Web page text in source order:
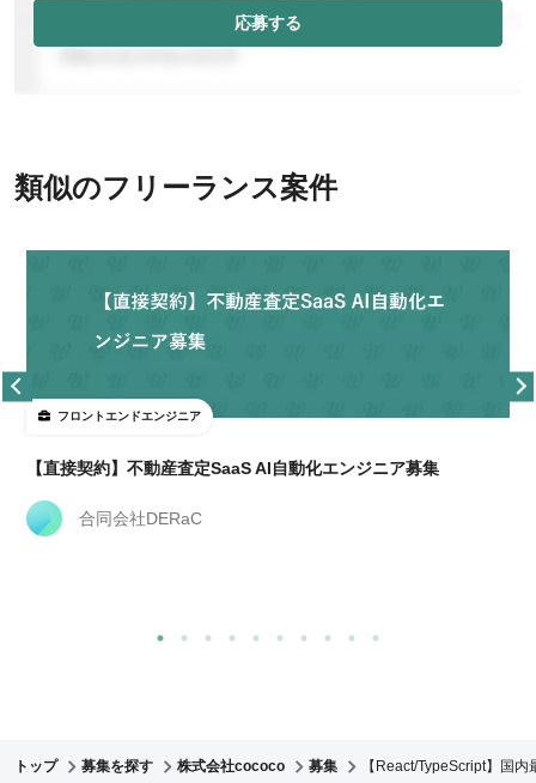
応募する
類似のフリーランス案件
フロントエンドエンジニア
【直接契約】不動産査定SaaS AI自動化エンジニア募集
合同会社DERaC
トップ 募集を探す 株式会社cococo 募集 【React/TypeScript】国